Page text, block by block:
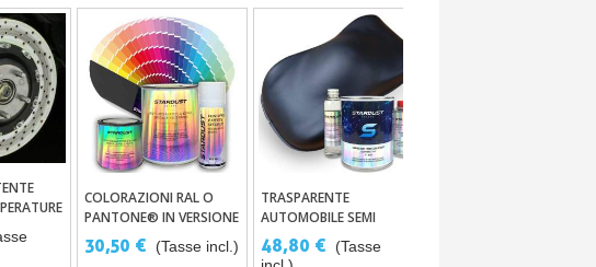
8
Aggiungi Al Carrello
COLORAZIONI RAL O
PANTONE® IN VERSIONE
BASE MAT
30,50 € (Tasse incl.)
Aggiungi Al Carrello
TRASPARENTE
AUTOMOBILE SEMI
OPACO ST820 40°
48,80 €
(Tasse